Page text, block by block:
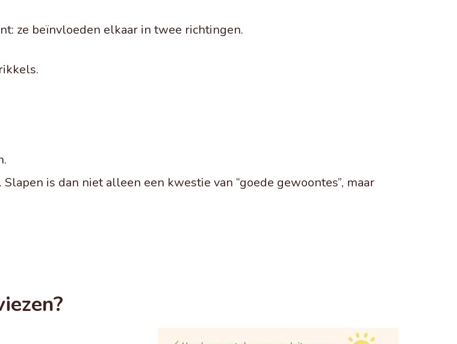
ze beïnvloeden elkaar in twee richtingen.
is dan niet alleen een kwestie van “goede gewoontes”, maar